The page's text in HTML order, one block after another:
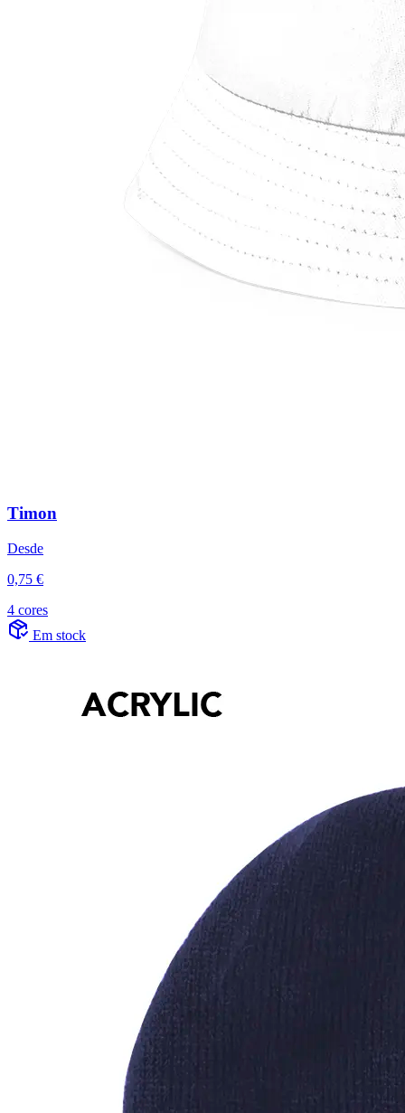
Timon
Desde
0,75 €
4 cores
Em stock